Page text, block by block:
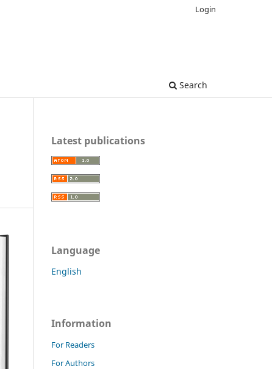
Search
Login
Latest publications
Language
English
Information
For Readers
For Authors